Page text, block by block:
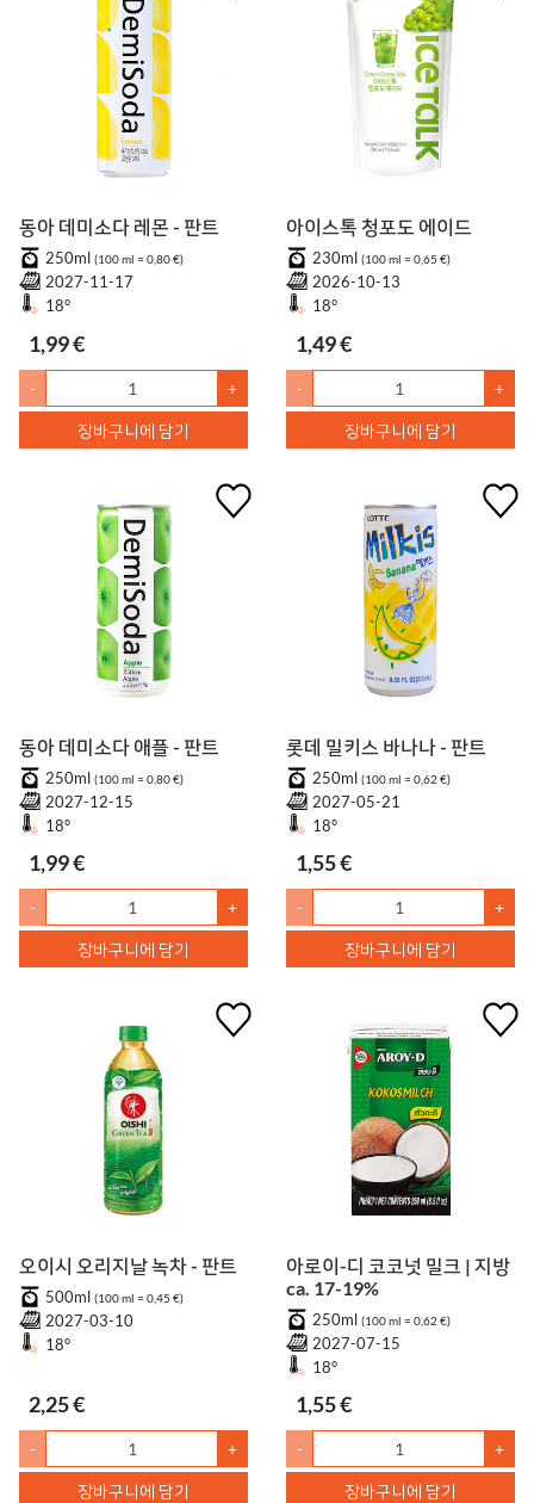
동아 데미소다 레몬 - 판트
250ml (100 ml = 0,80 €)
2027-11-17
18°
1,99 €
- +
장바구니에 담기
아이스톡 청포도 에이드
230ml (100 ml = 0,65 €)
2026-10-13
18°
1,49 €
- +
장바구니에 담기
동아 데미소다 애플 - 판트
250ml (100 ml = 0,80 €)
2027-12-15
18°
1,99 €
- +
장바구니에 담기
롯데 밀키스 바나나 - 판트
250ml (100 ml = 0,62 €)
2027-05-21
18°
1,55 €
- +
장바구니에 담기
오이시 오리지날 녹차 - 판트
500ml (100 ml = 0,45 €)
2027-03-10
18°
2,25 €
- +
장바구니에 담기
아로이-디 코코넛 밀크 | 지방
ca. 17-19%
250ml (100 ml = 0,62 €)
2027-07-15
18°
1,55 €
- +
장바구니에 담기